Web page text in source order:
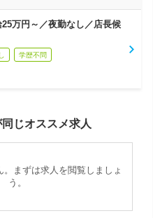
万円～／夜勤なし／店長候
学歴不問
じオススメ求人
まずは求人を閲覧しましょ
う。